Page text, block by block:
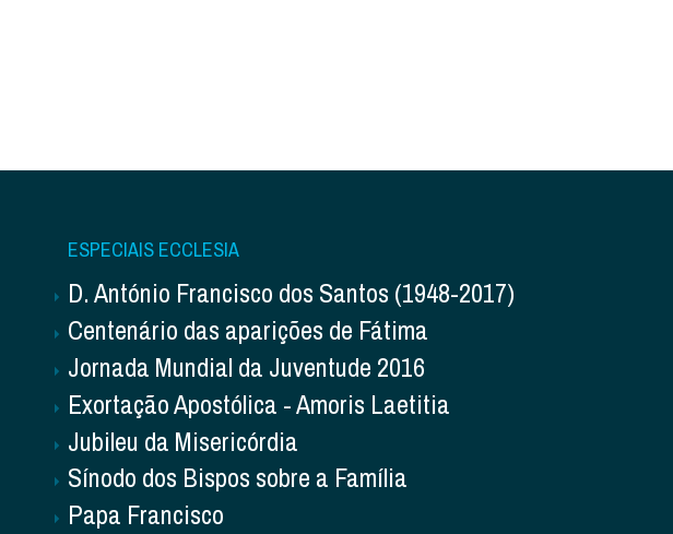
ESPECIAIS ECCLESIA
D. António Francisco dos Santos (1948-2017)
Centenário das aparições de Fátima
Jornada Mundial da Juventude 2016
Exortação Apostólica - Amoris Laetitia
Jubileu da Misericórdia
Sínodo dos Bispos sobre a Família
Papa Francisco